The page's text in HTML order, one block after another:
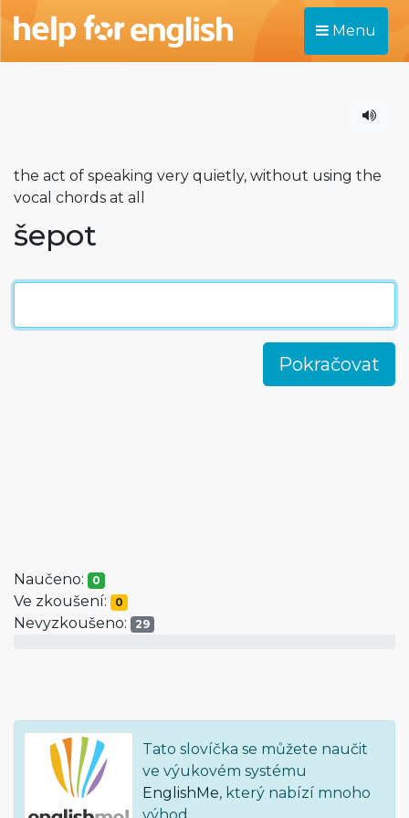
Menu
the act of speaking very quietly, without using the
vocal chords at all
šepot
Naučeno: 0
Ve zkoušení: 0
Nevyzkoušeno: 29
Tato slovíčka se můžete naučit
ve výukovém systému
EnglishMe, který nabízí mnoho